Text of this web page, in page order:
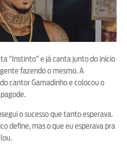
“Instinto” e já canta junto do início
fazendo o mesmo. A
cantor Gamadinho e colocou o
o sucesso que tanto esperava.
define, mas o que eu esperava pra